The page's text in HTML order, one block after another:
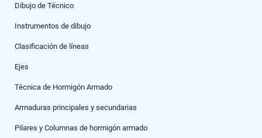
Dibujo de Técnico
Instrumentos de dibujo
Clasificación de líneas
Ejes
Técnica de Hormigón Armado
Armaduras principales y secundarias
Pilares y Columnas de hormigón armado